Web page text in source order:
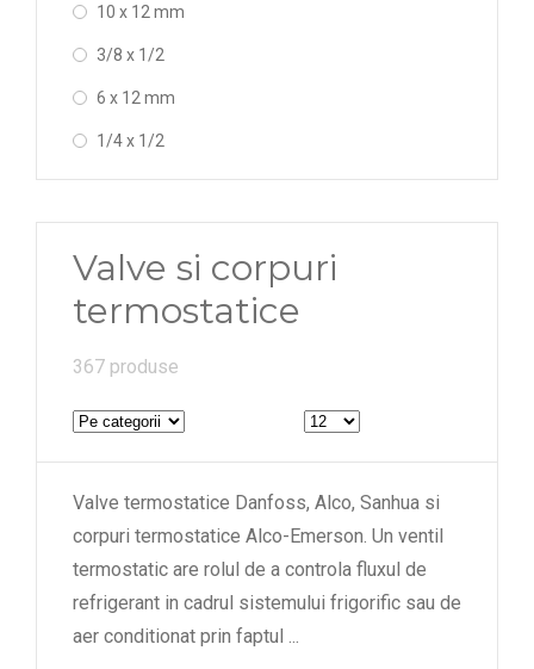
10 x 12 mm
3/8 x 1/2
6 x 12 mm
1/4 x 1/2
Valve si corpuri
termostatice
367 produse
Valve termostatice Danfoss, Alco, Sanhua si
corpuri termostatice Alco-Emerson. Un ventil
termostatic are rolul de a controla fluxul de
refrigerant in cadrul sistemului frigorific sau de
aer conditionat prin faptul ...